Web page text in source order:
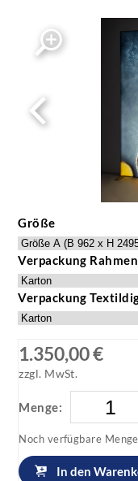
Expolinc Frame
Expolinc Frame
Größe
Verpackung
Verpackung
1.350,00 €
zzgl. MwSt.
Menge:
Noch verfügbare
In den